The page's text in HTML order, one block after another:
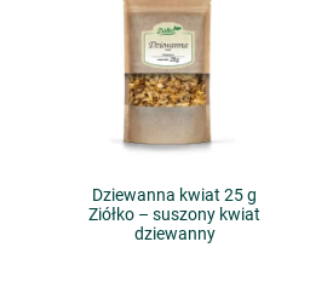
Dziewanna kwiat 25 g
Ziółko – suszony kwiat
dziewanny